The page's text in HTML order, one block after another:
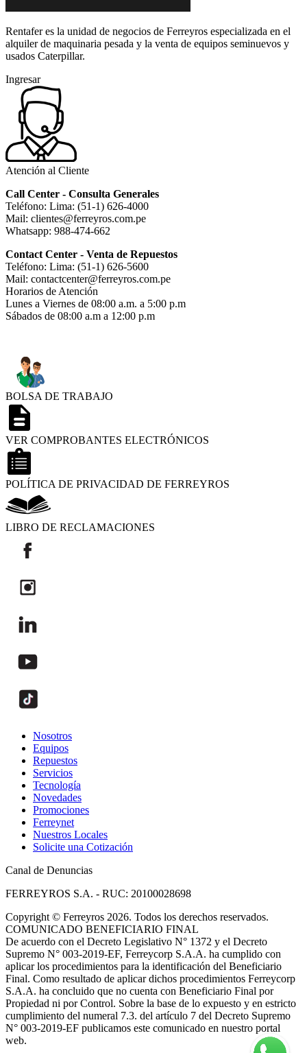
Rentafer es la unidad de negocios de Ferreyros especializada en el
alquiler de maquinaria pesada y la venta de equipos seminuevos y
usados Caterpillar.
Ingresar
Atención al Cliente
Call Center - Consulta Generales
Teléfono: Lima: (51-1) 626-4000
Mail: clientes@ferreyros.com.pe
Whatsapp: 988-474-662
Contact Center - Venta de Repuestos
Teléfono: Lima: (51-1) 626-5600
Mail: contactcenter@ferreyros.com.pe
Horarios de Atención
Lunes a Viernes de 08:00 a.m. a 5:00 p.m
Sábados de 08:00 a.m a 12:00 p.m
BOLSA DE TRABAJO
VER COMPROBANTES ELECTRÓNICOS
POLÍTICA DE PRIVACIDAD DE FERREYROS
LIBRO DE RECLAMACIONES
Nosotros
Equipos
Repuestos
Servicios
Tecnología
Novedades
Promociones
Ferreynet
Nuestros Locales
Solicite una Cotización
Canal de Denuncias
FERREYROS S.A. - RUC: 20100028698
Copyright © Ferreyros 2026. Todos los derechos reservados.
COMUNICADO BENEFICIARIO FINAL
De acuerdo con el Decreto Legislativo N° 1372 y el Decreto
Supremo N° 003-2019-EF, Ferreycorp S.A.A. ha cumplido con
aplicar los procedimientos para la identificación del Beneficiario
Final. Como resultado de aplicar dichos procedimientos Ferreycorp
S.A.A. ha concluido que no cuenta con Beneficiario Final por
Propiedad ni por Control. Sobre la base de lo expuesto y en estricto
cumplimiento del numeral 7.3. del artículo 7 del Decreto Supremo
N° 003-2019-EF publicamos este comunicado en nuestro portal
web.